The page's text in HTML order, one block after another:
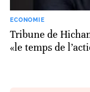
ECONOMIE
Tribune de
«le temps de